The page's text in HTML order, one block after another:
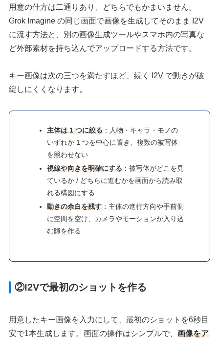
用意の仕方は二通りあり、どちらでもかまいません。
Grok Imagine の同じ画面で画像を生成してそのまま I2V
に流す方法と、別の画像生成ツールやスマホ内の写真な
ど外部素材を持ち込んでアップロードする方法です。
キー画像は次の三つを満たすほど、続く I2V で動きが破
綻しにくくなります。
主体は 1 つに絞る ：人物・キャラ・モノの
いずれか 1 つを中心に置き、複数の被写体
を競わせない
視線や向きを明確にする ：被写体がどこを見
ているか / どちらに進むかを画面から読み取
れる構図にする
動きの余白を残す ：主体の進行方向や手前側
に空間を空け、カメラやモーションが入り込
む隙を作る
②I2Vで最初のショットを作る
用意したキー画像を入力にして、最初のショットを6秒目
安で1本生成します。画面の操作はシンプルで、画像をア